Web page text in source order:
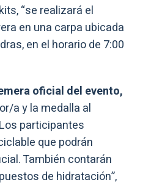
“se realizará el
en una carpa ubicada
en el horario de 7:00
oficial del evento,
a y la medalla al
participantes
que podrán
También contarán
de hidratación”,